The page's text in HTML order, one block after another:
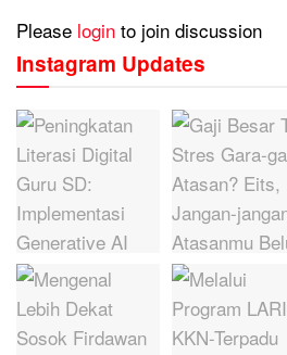
Please login to join discussion
Instagram Updates